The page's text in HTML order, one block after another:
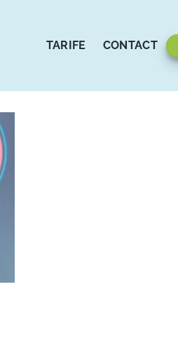
TARIFE CONTACT